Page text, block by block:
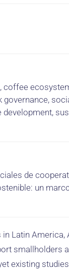
coffee
governance,
development,
de
un
Latin America,
smallholders
existing